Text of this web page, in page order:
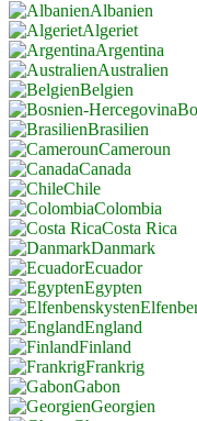
Albanien
Algeriet
Argentina
Australien
Belgien
Brasilien
Cameroun
Canada
Chile
Colombia
Costa Rica
Danmark
Ecuador
Egypten
England
Finland
Frankrig
Gabon
Georgien